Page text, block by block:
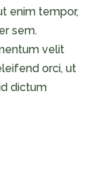
enim tempor,
sem.
velit
orci, ut
dictum